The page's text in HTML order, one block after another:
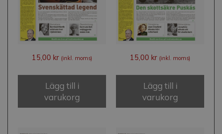
15,00 kr (inkl. moms)
Lägg till i
varukorg
15,00 kr (inkl. moms)
Lägg till i
varukorg